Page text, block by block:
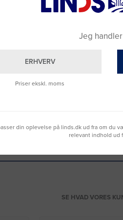
SE HVAD VORES
Jeg
ERHVERV
Priser ekskl. moms
din oplevelse på linds.dk ud fra om du
relevant indhold ud